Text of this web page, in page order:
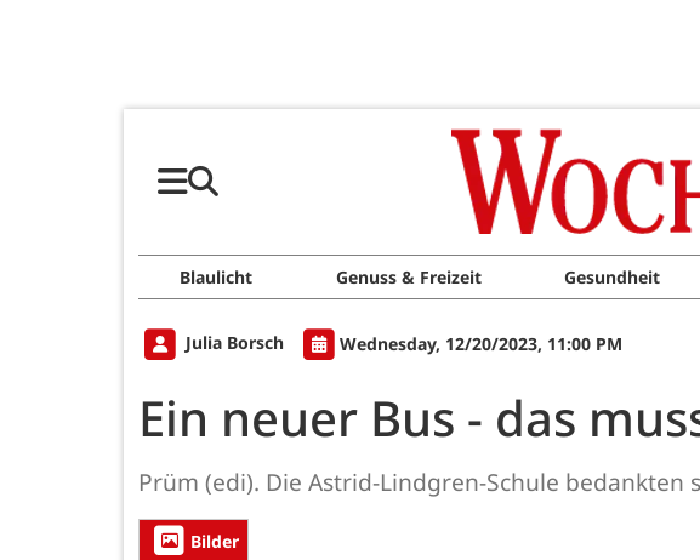
Blaulicht Genuss & Freizeit Gesundheit
Julia Borsch Wednesday, 12/20/2023, 11:00 PM
Ein neuer Bus - das
Prüm (edi). Die Astrid-Lindgren-Schule
Bilder